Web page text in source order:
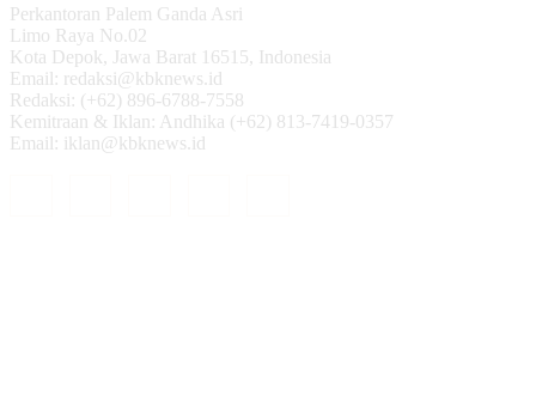
Perkantoran Palem Ganda Asri
Limo Raya No.02
Kota Depok, Jawa Barat 16515, Indonesia
Email: redaksi@kbknews.id
Redaksi: (+62) 896-6788-7558
Kemitraan & Iklan: Andhika (+62) 813-7419-0357
Email: iklan@kbknews.id